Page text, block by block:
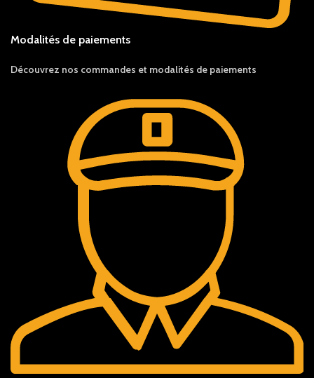
Modalités de paiements
Découvrez nos commandes et modalités de paiements